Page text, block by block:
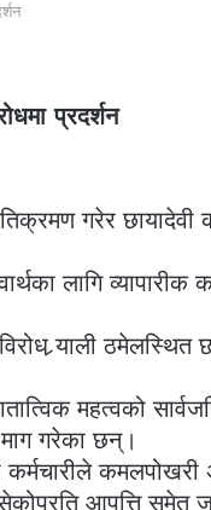
प्रदर्शन
गरेर छायादेवी
लागि व्यापारीक
र्‍याली ठमेलस्थित
महत्वको
गरेका छन्।
कमलपोखरी
आपत्ति समेत